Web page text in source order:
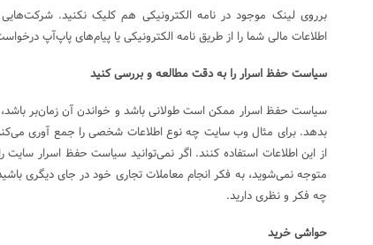
برروی لینک موجود در نامه الکترونیکی هم کلیک نکنید.
اطلاعات مالی شما را از طریق نامه الکترونیکی یا پیام‌های پاپ‌آپ
سیاست حفظ اسرار را به دقت مطالعه و بررسی کنید
سیاست حفظ اسرار ممکن است طولانی باشد و خواندن آن زمان‌بر باشد،
بدهد. برای مثال وب سایت چه نوع اطلاعات شخصی را جمع آوری
از این اطلاعات استفاده کنند. اگر نمی‌توانید سیاست حفظ اسرار سایت
متوجه نمی‌شوید، به فکر انجام معاملات تجاری خود در جای دیگری
چه فکر و نظری دارید.
حواشی خرید